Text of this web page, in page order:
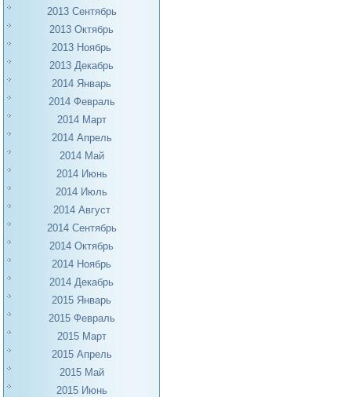
2013 Сентябрь
2013 Октябрь
2013 Ноябрь
2013 Декабрь
2014 Январь
2014 Февраль
2014 Март
2014 Апрель
2014 Май
2014 Июнь
2014 Июль
2014 Август
2014 Сентябрь
2014 Октябрь
2014 Ноябрь
2014 Декабрь
2015 Январь
2015 Февраль
2015 Март
2015 Апрель
2015 Май
2015 Июнь